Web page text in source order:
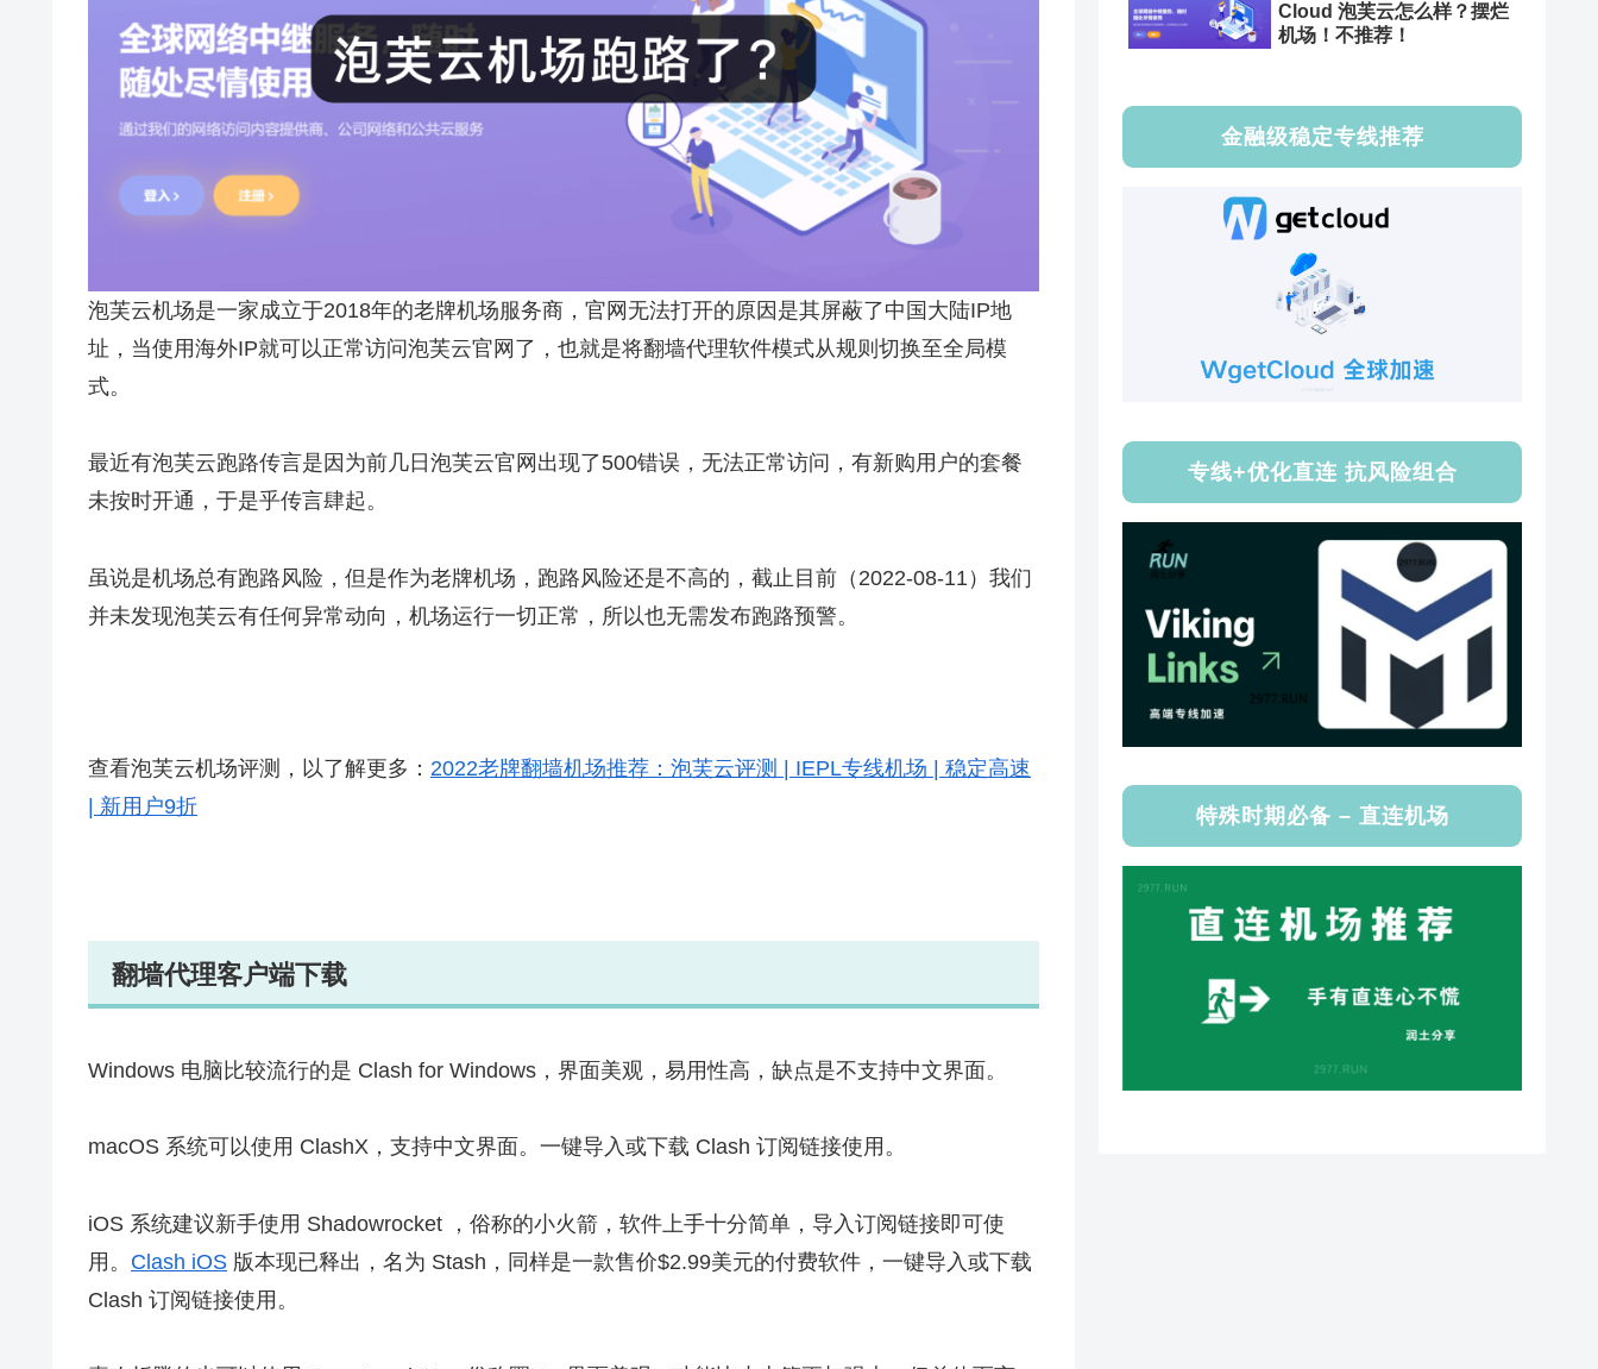
泡芙云机场是一家成立于2018年的老牌机场服务商，官网无法打开的原因是其屏蔽了中国大陆IP地
址，当使用海外IP就可以正常访问泡芙云官网了，也就是将翻墙代理软件模式从规则切换至全局模
式。
最近有泡芙云跑路传言是因为前几日泡芙云官网出现了500错误，无法正常访问，有新购用户的套餐
未按时开通，于是乎传言肆起。
虽说是机场总有跑路风险，但是作为老牌机场，跑路风险还是不高的，截止目前（2022-08-11）我们
并未发现泡芙云有任何异常动向，机场运行一切正常，所以也无需发布跑路预警。
查看泡芙云机场评测，以了解更多： 2022老牌翻墙机场推荐：泡芙云评测 | IEPL专线机场 | 稳定高速
| 新用户9折
翻墙代理客户端下载
Windows 电脑比较流行的是 Clash for Windows，界面美观，易用性高，缺点是不支持中文界面。
macOS 系统可以使用 ClashX，支持中文界面。一键导入或下载 Clash 订阅链接使用。
iOS 系统建议新手使用 Shadowrocket ，俗称的小火箭，软件上手十分简单，导入订阅链接即可使
用。 Clash iOS 版本现已释出，名为 Stash，同样是一款售价$2.99美元的付费软件，一键导入或下载
Clash 订阅链接使用。
Cloud 泡芙云怎么样？摆烂
机场！不推荐！
金融级稳定专线推荐
专线+优化直连 抗风险组合
特殊时期必备 – 直连机场